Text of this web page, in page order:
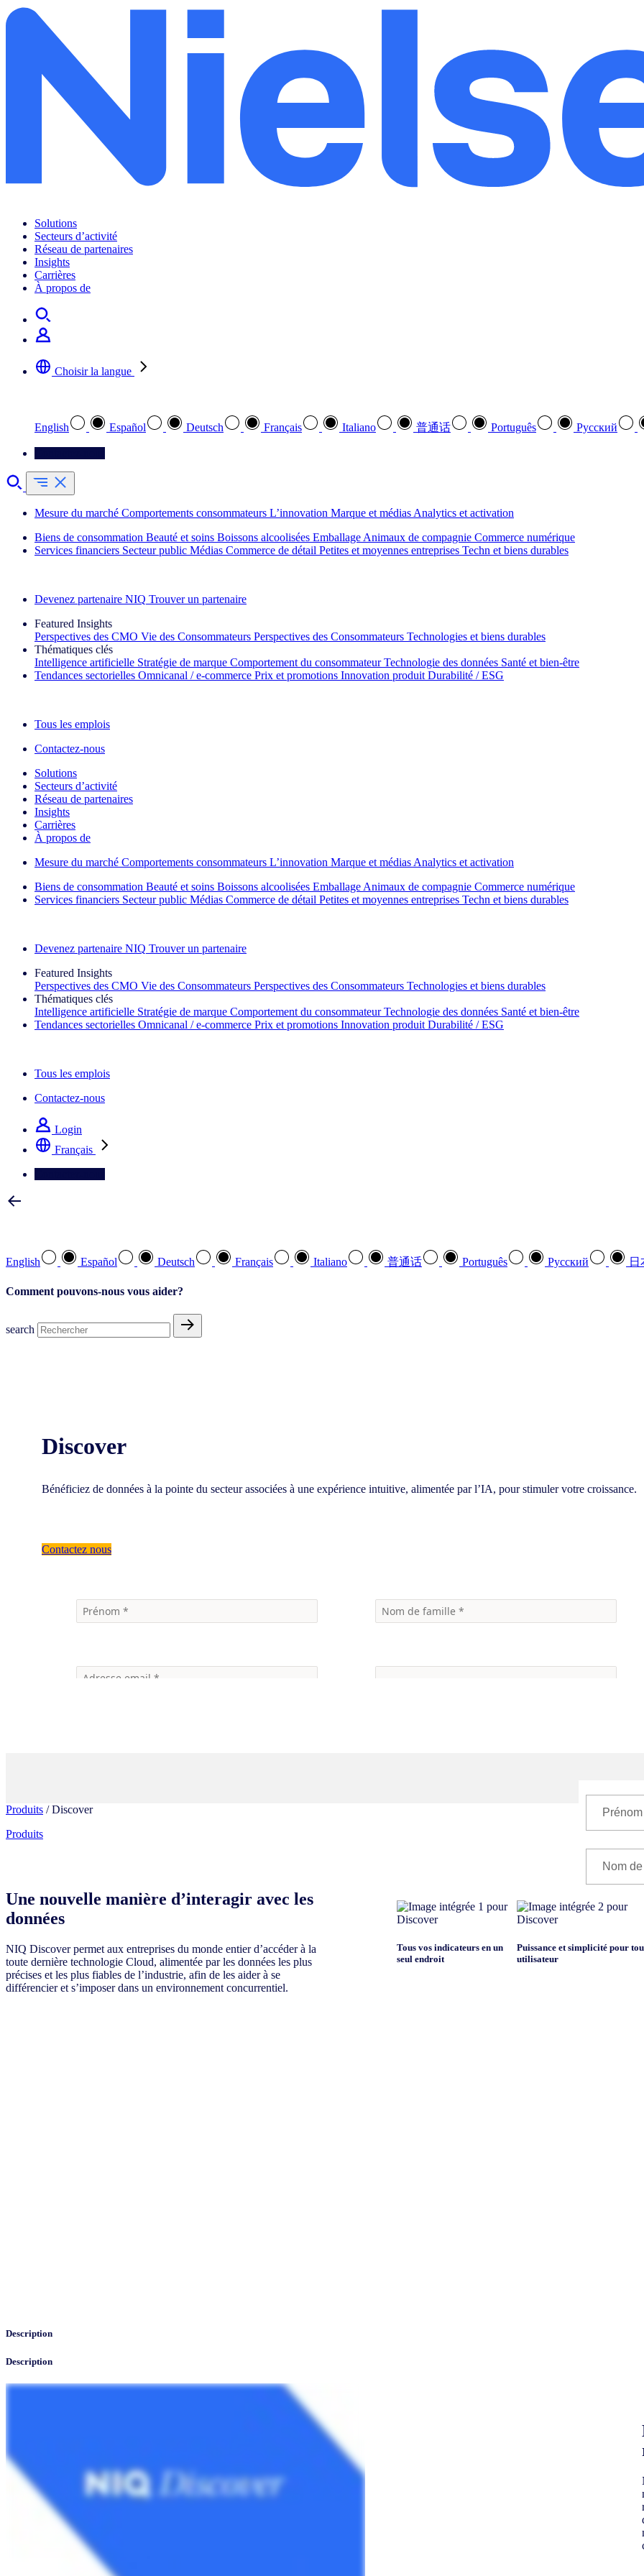
Solutions
Secteurs d’activité
Réseau de partenaires
Insights
Carrières
À propos de
Choisir la langue
English Español Deutsch Français Italiano 普通话 Português Pусский
Mesure du marché Comportements consommateurs L’innovation Marque et médias Analytics et activation
Biens de consommation Beauté et soins Boissons alcoolisées Emballage Animaux de compagnie Commerce numérique
Services financiers Secteur public Médias Commerce de détail Petites et moyennes entreprises Techn et biens durables
Devenez partenaire NIQ Trouver un partenaire
Featured Insights
Perspectives des CMO Vie des Consommateurs Perspectives des Consommateurs Technologies et biens durables
Thématiques clés
Intelligence artificielle Stratégie de marque Comportement du consommateur Technologie des données Santé et bien‑être
Tendances sectorielles Omnicanal / e‑commerce Prix et promotions Innovation produit Durabilité / ESG
Tous les emplois
Contactez-nous
Solutions
Secteurs d’activité
Réseau de partenaires
Insights
Carrières
À propos de
Mesure du marché Comportements consommateurs L’innovation Marque et médias Analytics et activation
Biens de consommation Beauté et soins Boissons alcoolisées Emballage Animaux de compagnie Commerce numérique
Services financiers Secteur public Médias Commerce de détail Petites et moyennes entreprises Techn et biens durables
Devenez partenaire NIQ Trouver un partenaire
Featured Insights
Perspectives des CMO Vie des Consommateurs Perspectives des Consommateurs Technologies et biens durables
Thématiques clés
Intelligence artificielle Stratégie de marque Comportement du consommateur Technologie des données Santé et bien‑être
Tendances sectorielles Omnicanal / e‑commerce Prix et promotions Innovation produit Durabilité / ESG
Tous les emplois
Contactez-nous
Login
Français
English Español Deutsch Français Italiano 普通话 Português Pусский 日
Comment pouvons-nous vous aider?
search
Discover
Bénéficiez de données à la pointe du secteur associées à une expérience intuitive, alimentée par l’IA, pour stimuler votre croissance.
Contactez nous
Produits / Discover
Produits
Une nouvelle manière d’interagir avec les
données
NIQ Discover permet aux entreprises du monde entier d’accéder à la
toute dernière technologie Cloud, alimentée par les données les plus
précises et les plus fiables de l’industrie, afin de les aider à se
différencier et s’imposer dans un environnement concurrentiel.
Tous vos indicateurs en un
seul endroit
Puissance et simplicité pour
utilisateur
Description
Description